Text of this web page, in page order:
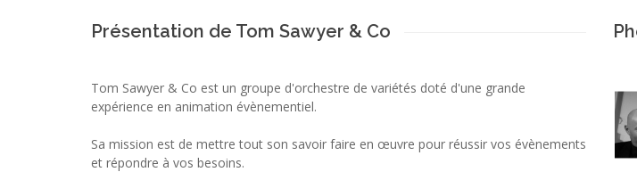
Présentation de Tom Sawyer & Co
Tom Sawyer & Co est un groupe d'orchestre de variétés doté d'une grande
expérience en animation évènementiel.
Sa mission est de mettre tout son savoir faire en œuvre pour réussir vos évènements
et répondre à vos besoins.